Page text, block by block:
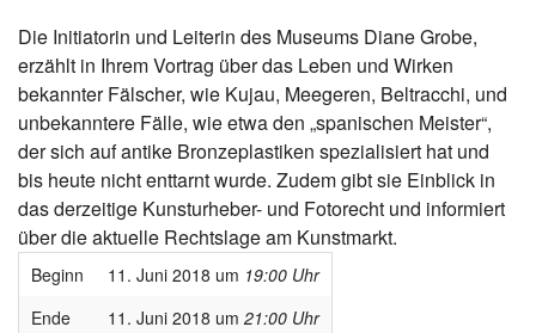
Die Initiatorin und Leiterin des Museums Diane Grobe,
erzählt in Ihrem Vortrag über das Leben und Wirken
bekannter Fälscher, wie Kujau, Meegeren, Beltracchi, und
unbekanntere Fälle, wie etwa den „spanischen Meister“,
der sich auf antike Bronzeplastiken spezialisiert hat und
bis heute nicht enttarnt wurde. Zudem gibt sie Einblick in
das derzeitige Kunsturheber- und Fotorecht und informiert
über die aktuelle Rechtslage am Kunstmarkt.
Beginn 11. Juni 2018 um 19:00 Uhr
Ende
11. Juni 2018 um 21:00 Uhr